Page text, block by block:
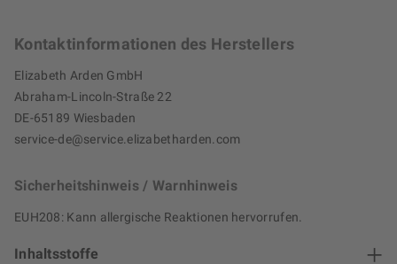
Kontaktinformationen des Herstellers
Elizabeth Arden GmbH
Abraham-Lincoln-Straße 22
DE-65189 Wiesbaden
service-de@service.elizabetharden.com
Sicherheitshinweis / Warnhinweis
EUH208: Kann allergische Reaktionen hervorrufen.
Inhaltsstoffe